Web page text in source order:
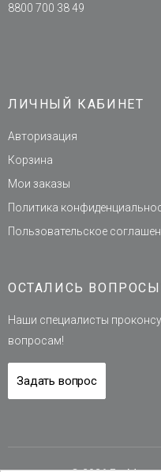
8800 700 38 49
ЛИЧНЫЙ КАБИНЕТ
Авторизация
Корзина
Мои заказы
Политика
Пользовательское
ОСТАЛИСЬ
Наши специалисты
вопросам!
Задать вопрос